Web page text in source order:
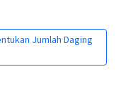
Jumlah Daging